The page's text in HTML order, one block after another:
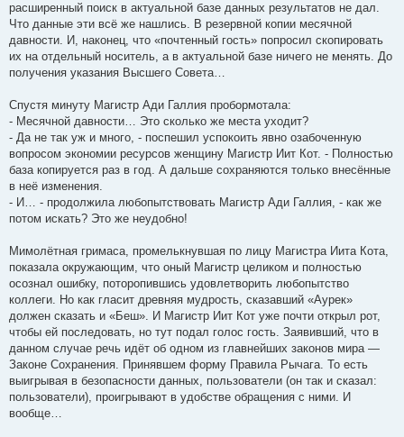
расширенный поиск в актуальной базе данных результатов не дал.
Что данные эти всё же нашлись. В резервной копии месячной
давности. И, наконец, что «почтенный гость» попросил скопировать
их на отдельный носитель, а в актуальной базе ничего не менять. До
получения указания Высшего Совета…
Спустя минуту Магистр Ади Галлия пробормотала:
- Месячной давности… Это сколько же места уходит?
- Да не так уж и много, - поспешил успокоить явно озабоченную
вопросом экономии ресурсов женщину Магистр Иит Кот. - Полностью
база копируется раз в год. А дальше сохраняются только внесённые
в неё изменения.
- И… - продолжила любопытствовать Магистр Ади Галлия, - как же
потом искать? Это же неудобно!
Мимолётная гримаса, промелькнувшая по лицу Магистра Иита Кота,
показала окружающим, что оный Магистр целиком и полностью
осознал ошибку, поторопившись удовлетворить любопытство
коллеги. Но как гласит древняя мудрость, сказавший «Аурек»
должен сказать и «Беш». И Магистр Иит Кот уже почти открыл рот,
чтобы ей последовать, но тут подал голос гость. Заявивший, что в
данном случае речь идёт об одном из главнейших законов мира —
Законе Сохранения. Принявшем форму Правила Рычага. То есть
выигрывая в безопасности данных, пользователи (он так и сказал:
пользователи), проигрывают в удобстве обращения с ними. И
вообще…